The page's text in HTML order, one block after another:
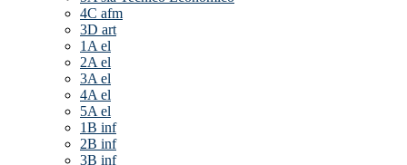
4C afm
3D art
1A el
2A el
3A el
4A el
5A el
1B inf
2B inf
3B inf